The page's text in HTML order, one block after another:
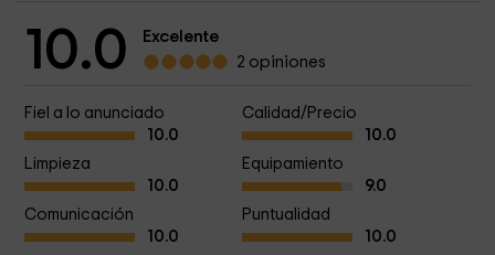
10.0
Excelente
2 opiniones
Fiel a lo anunciado
10.0
Calidad/Precio
10.0
Limpieza
10.0
Equipamiento
9.0
Comunicación
10.0
Puntualidad
10.0